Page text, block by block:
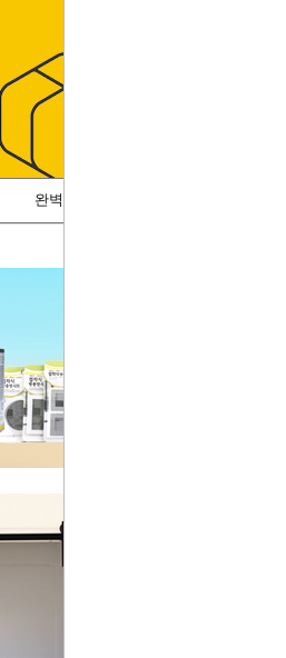
완벽차단/싱크가드